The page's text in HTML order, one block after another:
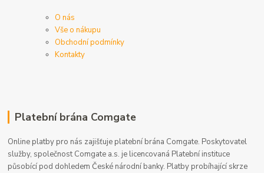
O nás
Vše o nákupu
Obchodní podmínky
Kontakty
Platební brána Comgate
Online platby pro nás zajišťuje platební brána Comgate. Poskytovatel
služby, společnost Comgate a.s. je licencovaná Platební instituce
působící pod dohledem České národní banky. Platby probíhající skrze